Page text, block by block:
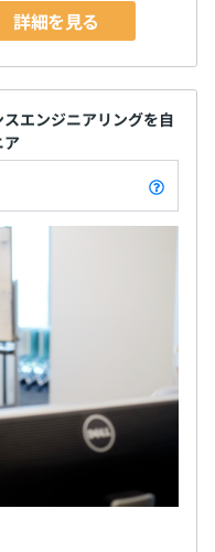
詳細を見る
エンジニアリングを自
ア